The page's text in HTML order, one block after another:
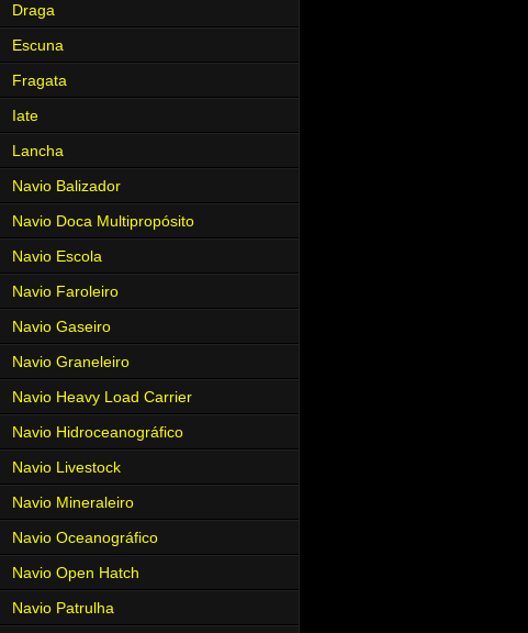
Draga
Escuna
Fragata
Iate
Lancha
Navio Balizador
Navio Doca Multipropósito
Navio Escola
Navio Faroleiro
Navio Gaseiro
Navio Graneleiro
Navio Heavy Load Carrier
Navio Hidroceanográfico
Navio Livestock
Navio Mineraleiro
Navio Oceanográfico
Navio Open Hatch
Navio Patrulha